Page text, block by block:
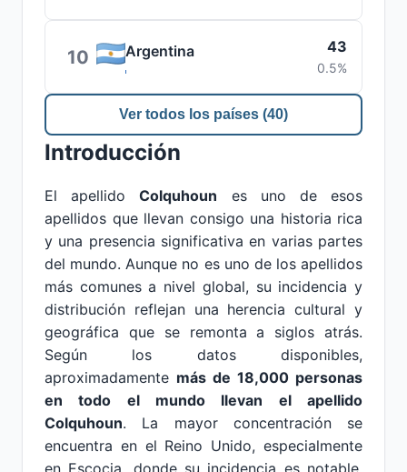
10 Argentina 43
0.5%
Ver todos los países (40)
Introducción
El apellidoColquhoun es uno de esos
apellidos que llevan consigo una historia rica
y una presencia significativa en varias partes
del mundo. Aunque no es uno de los apellidos
más comunes a nivel global, su incidencia y
distribución reflejan una herencia cultural y
geográfica que se remonta a siglos atrás.
Según los datos disponibles,
aproximadamente más de 18,000 personas
en todo el mundo llevan el apellido
Colquhoun. La mayor concentración se
encuentra en el Reino Unido, especialmente
en Escocia, donde su incidencia es notable,